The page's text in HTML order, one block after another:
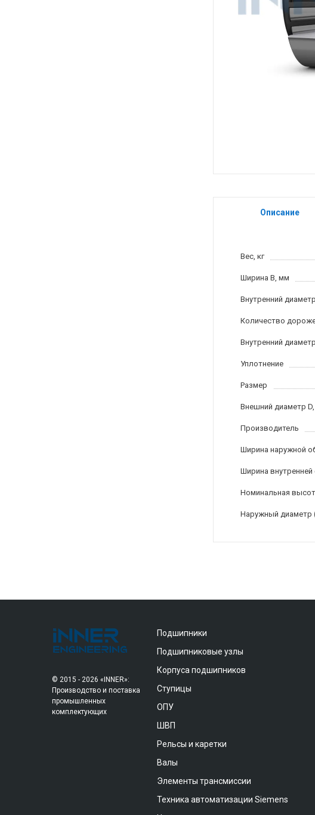
Описание
Вес, кг
Ширина B, мм
Внутренний
Количество
Внутренний
Уплотнение
Размер
Внешний диаметр
Производитель
Ширина наружной
Ширина
Номинальная
Наружный диаметр
© 2015 - 2026 «INNER»:
Производство и поставка
промышленных
комплектующих
Подшипники
Подшипниковые узлы
Корпуса подшипников
Ступицы
ОПУ
ШВП
Рельсы и каретки
Валы
Элементы трансмиссии
Техника автоматизации Siemens